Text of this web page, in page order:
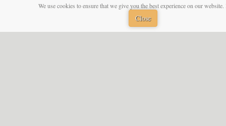
We use cookies to ensure that we give you the best experience on our
Close